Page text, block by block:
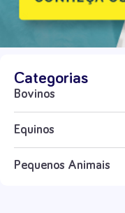
Categorias
Bovinos
Equinos
Pequenos Animais